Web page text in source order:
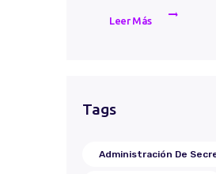
Leer Más
Tags
Administración De